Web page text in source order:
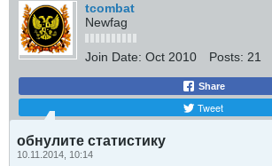
tcombat
Newfag
Join Date: Oct 2010 Posts: 21
Share
Tweet
обнулите статистику
10.11.2014, 10:14